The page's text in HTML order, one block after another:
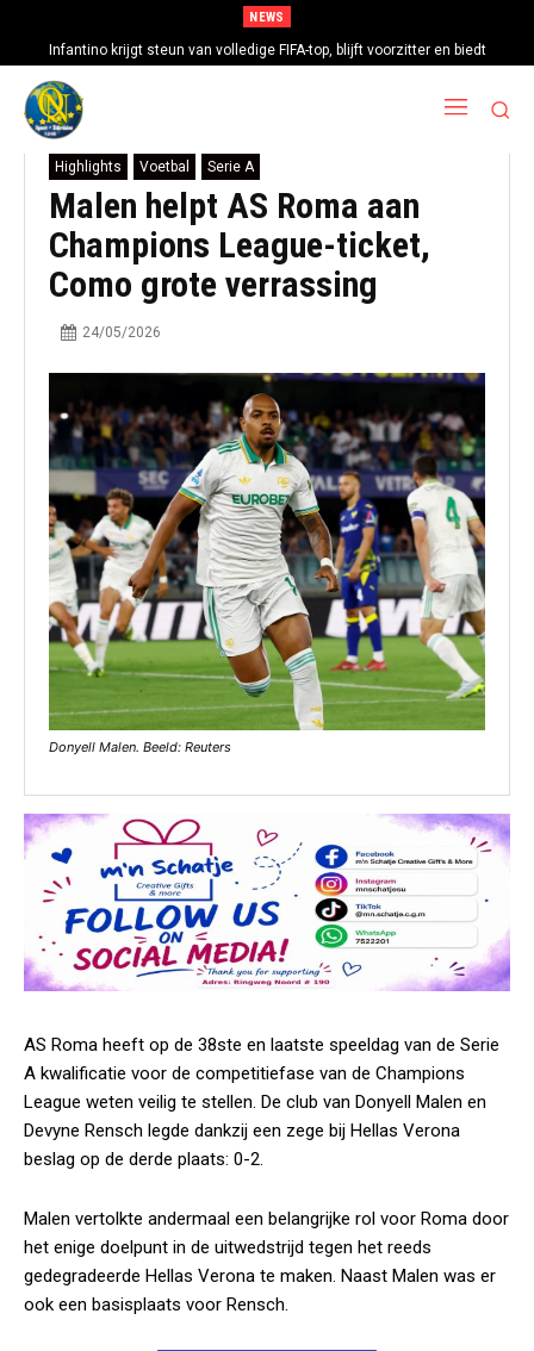
NEWS
Infantino krijgt steun van volledige FIFA-top, blijft voorzitter en biedt
excuses aan
Highlights Voetbal Serie A
Malen helpt AS Roma aan
Champions League-ticket,
Como grote verrassing
24/05/2026
Donyell Malen. Beeld: Reuters
AS Roma heeft op de 38ste en laatste speeldag van de Serie
A kwalificatie voor de competitiefase van de Champions
League weten veilig te stellen. De club van Donyell Malen en
Devyne Rensch legde dankzij een zege bij Hellas Verona
beslag op de derde plaats: 0-2.
Malen vertolkte andermaal een belangrijke rol voor Roma door
het enige doelpunt in de uitwedstrijd tegen het reeds
gedegradeerde Hellas Verona te maken. Naast Malen was er
ook een basisplaats voor Rensch.